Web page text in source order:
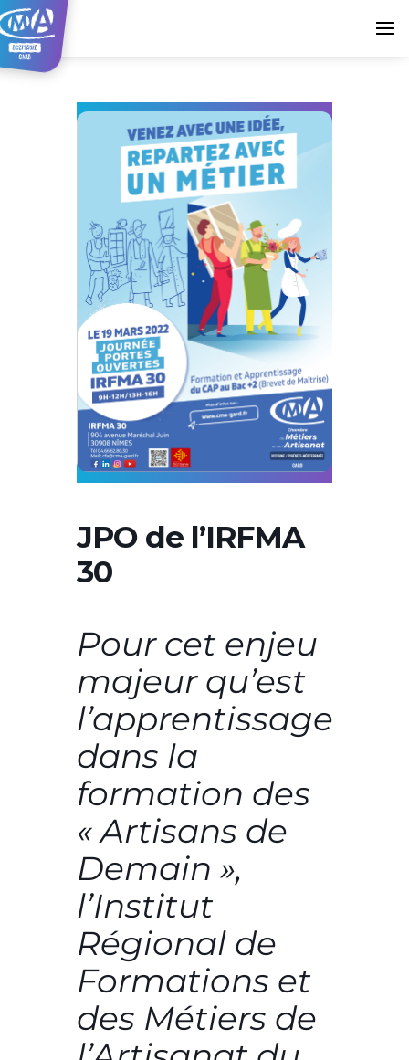
JPO de l’IRFMA
30
Pour cet enjeu
majeur qu’est
l’apprentissage
dans la
formation des
« Artisans de
Demain »,
l’Institut
Régional de
Formations et
des Métiers de